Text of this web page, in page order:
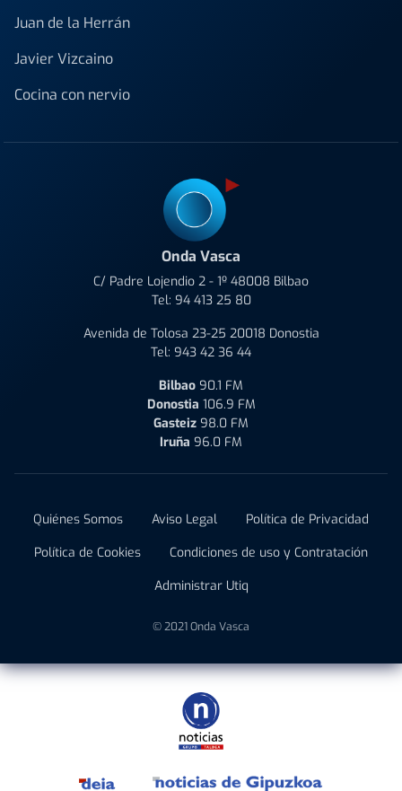
Juan de la Herrán
Javier Vizcaino
Cocina con nervio
Onda Vasca
C/ Padre Lojendio 2 - 1º 48008 Bilbao
Tel: 94 413 25 80
Avenida de Tolosa 23-25 20018 Donostia
Tel: 943 42 36 44
Bilbao 90.1 FM
Donostia 106.9 FM
Gasteiz 98.0 FM
Iruña 96.0 FM
Quiénes Somos Aviso Legal
Política de Privacidad
Política de Cookies
Condiciones de uso y Contratación
Administrar Utiq
© 2021 Onda Vasca